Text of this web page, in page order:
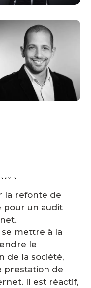
avis !
la refonte de
pour un audit
se mettre à la
le
de la société,
prestation de
Il est réactif,